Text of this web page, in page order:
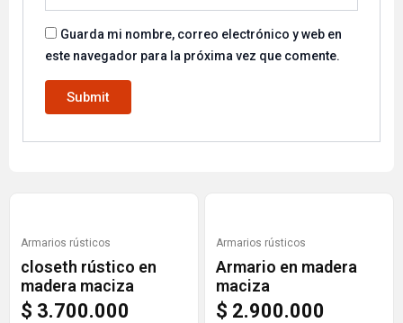
Guarda mi nombre, correo electrónico y web en
este navegador para la próxima vez que comente.
Armarios rústicos
closeth rústico en
madera maciza
$ 3.700.000
Armarios rústicos
Armario en madera
maciza
$ 2.900.000